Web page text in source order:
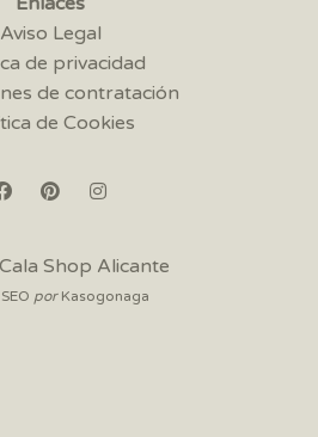
Aviso Legal
de privacidad
de contratación
de Cookies
Shop Alicante
por Kasogonaga